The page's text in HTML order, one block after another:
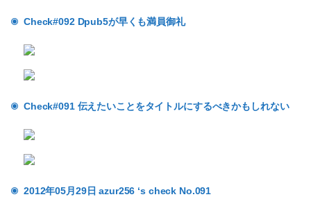
Check#092 Dpub5が早くも満員御礼
Check#091 伝えたいことをタイトルにするべきかもしれない
2012年05月29日 azur256 ‘s check No.091